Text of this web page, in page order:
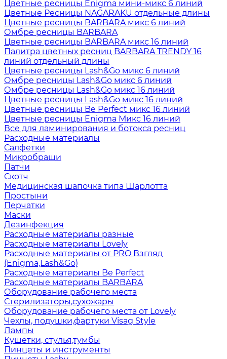
Цветные ресницы Enigma мини-микс 6 линий
Цветные Ресницы NAGARAKU отдельные длины
Цветные ресницы BARBARA микс 6 линий
Омбре ресницы BARBARA
Цветные ресницы BARBARA микс 16 линий
Палитра цветных ресниц BARBARA TRENDY 16
линий отдельный длины
Цветные ресницы Lash&Go микс 6 линий
Омбре ресницы Lash&Go микс 6 линий
Омбре ресницы Lash&Go микс 16 линий
Цветные ресницы Lash&Go микс 16 линий
Цветные ресницы Be Perfect микс 16 линий
Цветные ресницы Enigma Микс 16 линий
Все для ламинирования и ботокса ресниц
Расходные материалы
Салфетки
Микробраши
Патчи
Скотч
Медицинская шапочка типа Шарлотта
Простыни
Перчатки
Маски
Дезинфекция
Расходные материалы разные
Расходные материалы Lovely
Расходные материалы от PRO Взгляд
(Enigma,Lash&Go)
Расходные материалы Be Perfect
Расходные материалы BARBARA
Оборудование рабочего места
Стерилизаторы,сухожары
Оборудование рабочего места от Lovely
Чехлы, подушки,фартуки Visag Style
Лампы
Кушетки, стулья,тумбы
Пинцеты и инструменты